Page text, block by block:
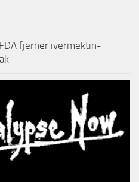
fjerner ivermektin-